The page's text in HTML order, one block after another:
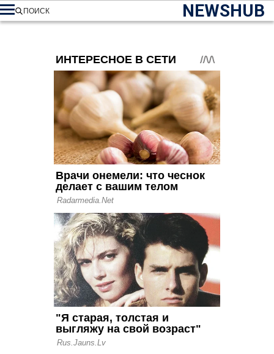
NEWSHUB
ПОИСК